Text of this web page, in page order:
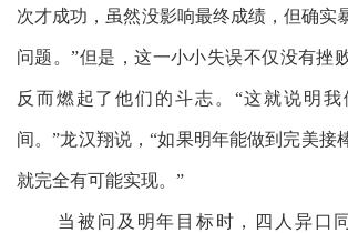
次才成功，虽然没影响最终成绩，但确实
问题。”但是，这一小小失误不仅没有挫
反而燃起了他们的斗志。“这就说明
间。”龙汉翔说，“如果明年能做到完美接
就完全有可能实现。”
当被问及明年目标时，四人异口